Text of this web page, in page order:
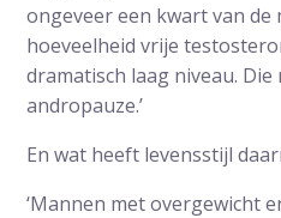
ongeveer een kwart van de
hoeveelheid vrije
dramatisch laag niveau.
andropauze.’
En wat heeft levensstijl
‘Mannen met overgewicht